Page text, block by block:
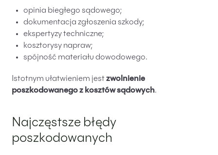
opinia biegłego sądowego;
dokumentacja zgłoszenia szkody;
ekspertyzy techniczne;
kosztorysy napraw;
spójność materiału dowodowego.
Istotnym ułatwieniem jestzwolnienie
poszkodowanego z kosztów sądowych.
Najczęstsze błędy
poszkodowanych